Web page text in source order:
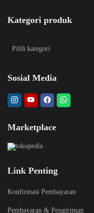
Kategori produk
Sosial Media
Marketplace
Link Penting
Konfirmasi Pembayaran
Pembayaran & Pengiriman